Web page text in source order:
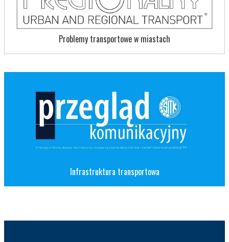
Problemy transportowe w miastach
Infrastruktura transportowa